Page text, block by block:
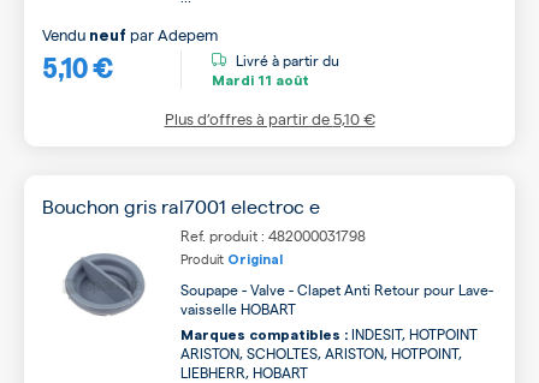
5,10 €
Vendu neuf parAdepem
Livré à partir du
Mardi 11 août
Plus d’offres à partir de5,10 €
Bouchon gris ral7001 electroc e
Ref. produit : 482000031798
Produit Original
Soupape - Valve - Clapet Anti Retour pour Lave-
vaisselle HOBART
Marques compatibles : INDESIT, HOTPOINT
ARISTON, SCHOLTES, ARISTON, HOTPOINT,
LIEBHERR, HOBART